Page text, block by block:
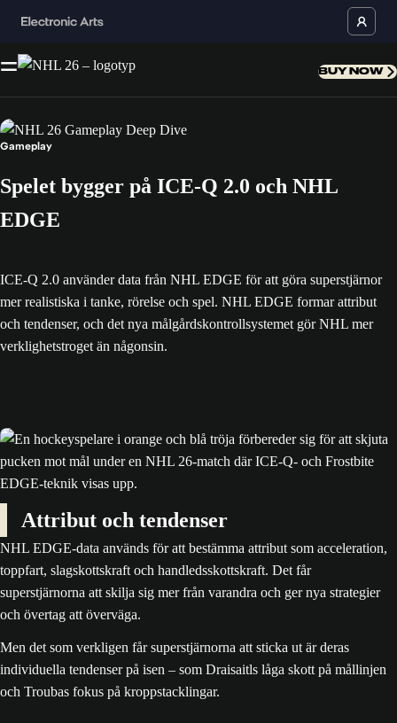
BUY NOW
Gameplay
Spelet bygger på ICE-Q 2.0 och NHL
EDGE
ICE-Q 2.0 använder data från NHL EDGE för att göra superstjärnor
mer realistiska i tanke, rörelse och spel. NHL EDGE formar attribut
och tendenser, och det nya målgårdskontrollsystemet gör NHL mer
verklighetstroget än någonsin.
Attribut och tendenser
NHL EDGE-data används för att bestämma attribut som acceleration,
toppfart, slagskottskraft och handledsskottskraft. Det får
superstjärnorna att skilja sig mer från varandra och ger nya strategier
och övertag att överväga.
Men det som verkligen får superstjärnorna att sticka ut är deras
individuella tendenser på isen – som Draisaitls låga skott på mållinjen
och Troubas fokus på kroppstacklingar.